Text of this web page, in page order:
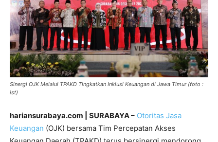
Sinergi OJK Melalui TPAKD Tingkatkan Inklusi Keuangan di Jawa Timur (foto :
ist)
hariansurabaya.com | SURABAYA – Otoritas Jasa
Keuangan (OJK) bersama Tim Percepatan Akses